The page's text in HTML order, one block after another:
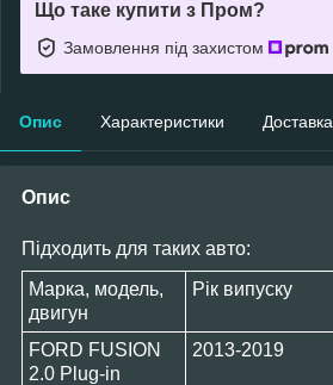
Що таке купити з Пром?
Замовлення під захистом
Опис Характеристики Доставка
Опис
Підходить для таких авто:
Марка, модель,
двигун
Рік випуску
FORD FUSION
2.0 Plug-in
2013-2019